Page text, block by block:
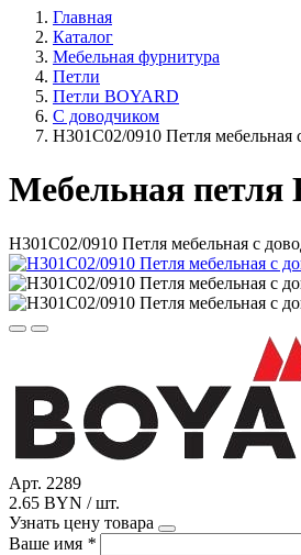
Главная
Каталог
Мебельная фурнитура
Петли
Петли BOYARD
С доводчиком
Н301С02/0910 Петля мебельная
Мебельная петля
Н301С02/0910 Петля мебельная с
Арт. 2289
2.65 BYN / шт.
Узнать цену товара
Ваше имя *